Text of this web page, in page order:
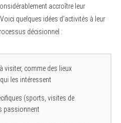
accroître leur
quelques idées d’activités à leur
décisionnel :
visiter, comme des lieux
les intéressent
(sports, visites de
passionnent